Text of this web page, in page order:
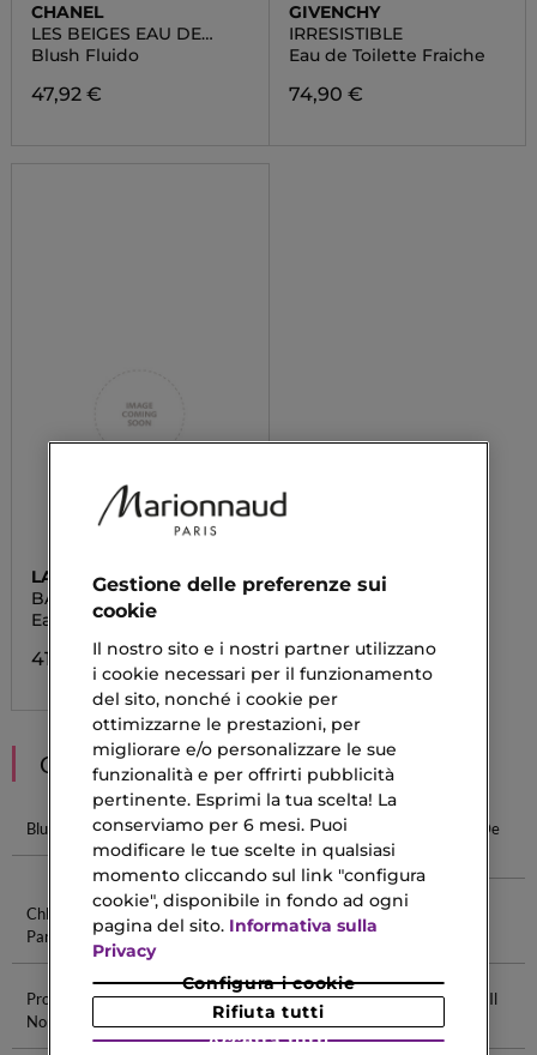
CHANEL
LES BEIGES EAU DE
BLUSH
Blush Fluido
47,92 €
GIVENCHY
IRRESISTIBLE
Eau de Toilette Fraiche
74,90 €
LATTAFA
BADÈ E AL OUD NOBLE
BLUSH
Eau De Parfum
41,60 €
CONSIGLIATI PER TE
Blush Dior
Sauvage Eau
De Parfum
Sauvage Eau
De Toilette
Libre Eau De
Chloe Eau De
Parfum
Lattafa
Parfum
Metallico
Profumo
Nomade
Trattamento
Della Pelle
Secca
Profumi Tom
Ford Uomo
Creme Per Il
Corpo
Gestione delle preferenze sui
cookie
Il nostro sito e i nostri partner utilizzano
i cookie necessari per il funzionamento
del sito, nonché i cookie per
ottimizzarne le prestazioni, per
migliorare e/o personalizzare le sue
funzionalità e per offrirti pubblicità
pertinente. Esprimi la tua scelta! La
conserviamo per 6 mesi. Puoi
modificare le tue scelte in qualsiasi
momento cliccando sul link "configura
cookie", disponibile in fondo ad ogni
pagina del sito. Informativa sulla
Privacy
Configura i cookie
Rifiuta tutti
Accetta tutti